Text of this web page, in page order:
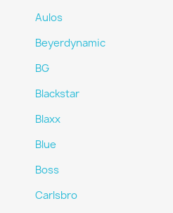
Aulos
Beyerdynamic
BG
Blackstar
Blaxx
Blue
Boss
Carlsbro